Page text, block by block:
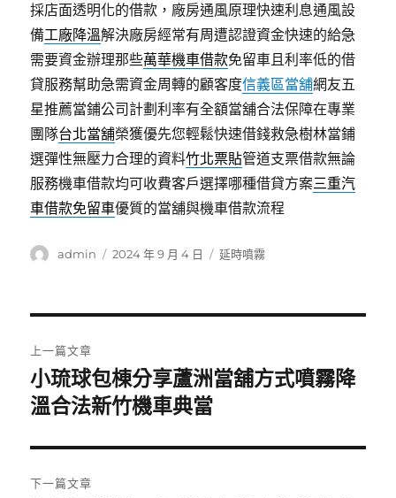
採店面透明化的借款，廠房通風原理快速利息通風設
備工廠降溫解決廠房經常有周遭認證資金快速的給急
需要資金辦理那些萬華機車借款免留車且利率低的借
貸服務幫助急需資金周轉的顧客度信義區當舖網友五
星推薦當鋪公司計劃利率有全額當舖合法保障在專業
團隊台北當舖榮獲優先您輕鬆快速借錢救急樹林當鋪
選彈性無壓力合理的資料竹北票貼管道支票借款無論
服務機車借款均可收費客戶選擇哪種借貸方案三重汽
車借款免留車優質的當舖與機車借款流程
作
admin
發
2024 年 9 月 4 日
分
延時噴霧
章
導
覽
上一篇文章
上
一
文
章:
小琉球包棟分享蘆洲當舖方式噴霧降
溫合法新竹機車典當
下一篇文章